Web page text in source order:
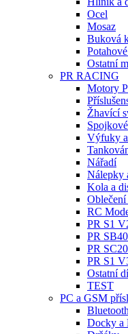
Ocel
Mosaz
Buková
Ostatní
PR RACING
Motory
Žhavící
Výfuky
Nářadí
Nálepky
Kola a
Oblečení
RC
PR S1
PR
PR
PR S1
Ostatní
TEST
PC a GSM
Bluetooth
Docky a